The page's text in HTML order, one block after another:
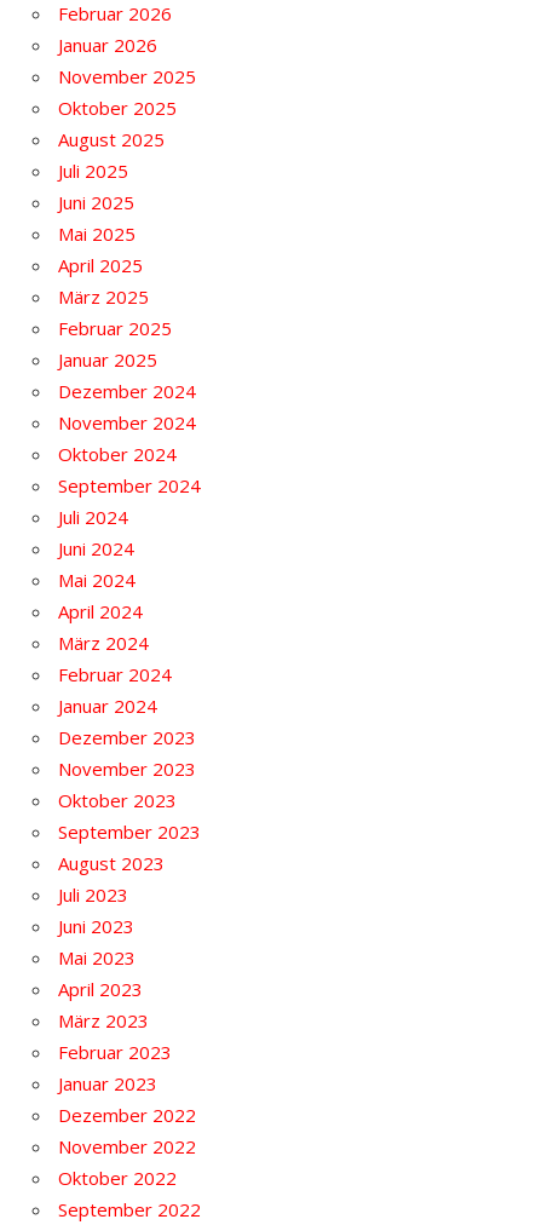
Februar 2026
Januar 2026
November 2025
Oktober 2025
August 2025
Juli 2025
Juni 2025
Mai 2025
April 2025
März 2025
Februar 2025
Januar 2025
Dezember 2024
November 2024
Oktober 2024
September 2024
Juli 2024
Juni 2024
Mai 2024
April 2024
März 2024
Februar 2024
Januar 2024
Dezember 2023
November 2023
Oktober 2023
September 2023
August 2023
Juli 2023
Juni 2023
Mai 2023
April 2023
März 2023
Februar 2023
Januar 2023
Dezember 2022
November 2022
Oktober 2022
September 2022